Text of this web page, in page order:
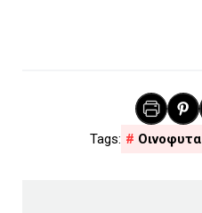
Οινοφυτα